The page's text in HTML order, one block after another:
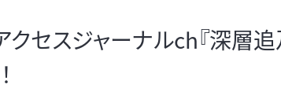
クセスジャーナルch『深層追